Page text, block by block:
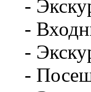
-
-
-
-